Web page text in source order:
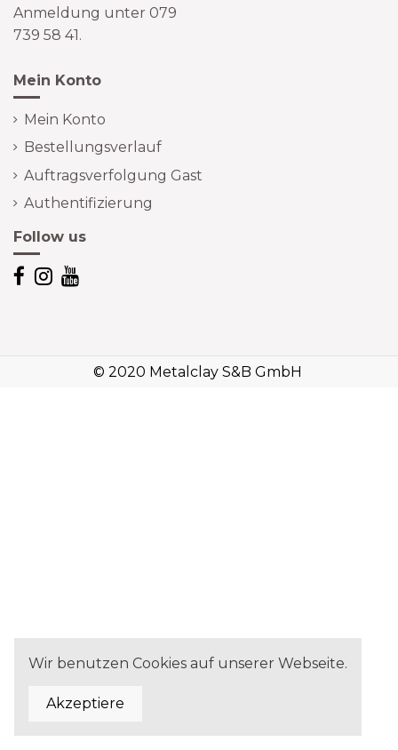
Anmeldung unter 079
739 58 41.
Mein Konto
Mein Konto
Bestellungsverlauf
Auftragsverfolgung Gast
Authentifizierung
Follow us
© 2020 Metalclay S&B GmbH
Wir benutzen Cookies auf unserer Webseite.
Akzeptiere